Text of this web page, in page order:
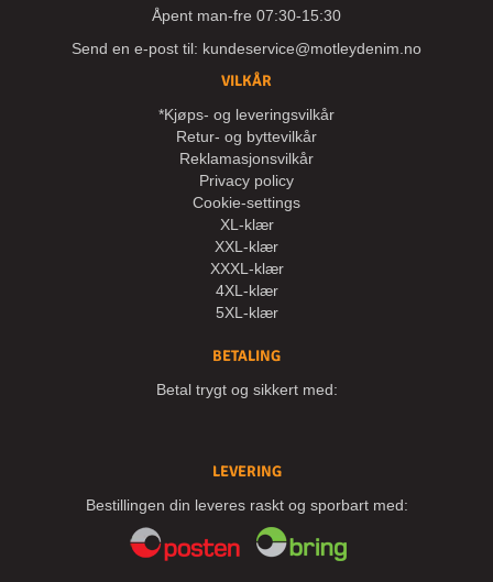
Åpent man-fre 07:30-15:30
Send en e-post til: kundeservice@motleydenim.no
VILKÅR
*Kjøps- og leveringsvilkår
Retur- og byttevilkår
Reklamasjonsvilkår
Privacy policy
Cookie-settings
XL-klær
XXL-klær
XXXL-klær
4XL-klær
5XL-klær
BETALING
Betal trygt og sikkert med:
LEVERING
Bestillingen din leveres raskt og sporbart med: